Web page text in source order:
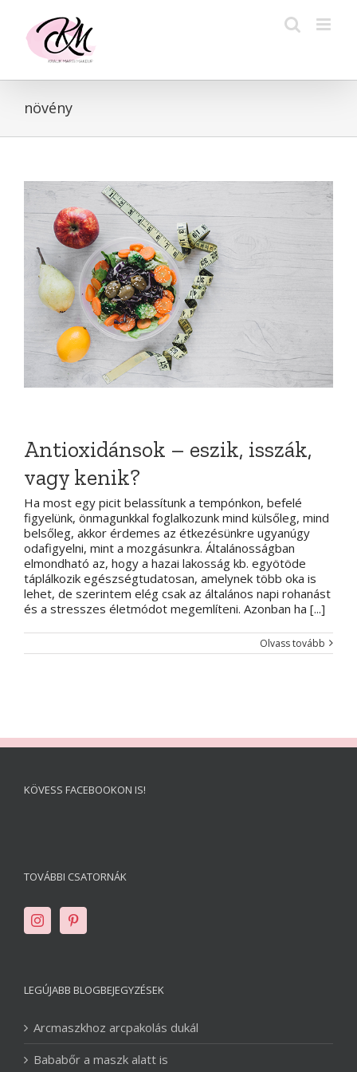
növény
Antioxidánsok – eszik, isszák,
vagy kenik?
Ha most egy picit belassítunk a tempónkon, befelé
figyelünk, önmagunkkal foglalkozunk mind külsőleg, mind
belsőleg, akkor érdemes az étkezésünkre ugyanúgy
odafigyelni, mint a mozgásunkra. Általánosságban
elmondható az, hogy a hazai lakosság kb. egyötöde
táplálkozik egészségtudatosan, amelynek több oka is
lehet, de szerintem elég csak az általános napi rohanást
és a stresszes életmódot megemlíteni. Azonban ha [...]
Olvass tovább
KÖVESS FACEBOOKON IS!
TOVÁBBI CSATORNÁK
LEGÚJABB BLOGBEJEGYZÉSEK
Arcmaszkhoz arcpakolás dukál
Bababőr a maszk alatt is